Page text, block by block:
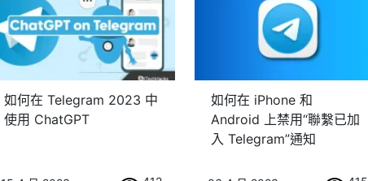
如何在 Telegram 2023 中
使用 ChatGPT
如何在 iPhone 和
Android 上禁用“聯繫已加
入 Telegram”通知